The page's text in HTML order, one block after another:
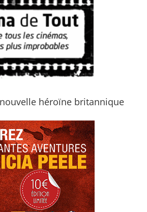
héroïne britannique